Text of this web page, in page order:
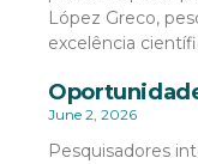
López Greco,
excelência
June 2, 2026
Pesquisadores